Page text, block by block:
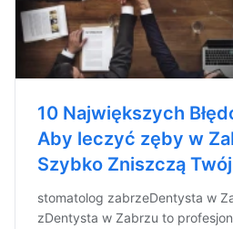
10 Największych
Aby leczyć zęby w
Szybko Zniszczą
stomatolog zabrzeDentysta w
zDentysta w Zabrzu to